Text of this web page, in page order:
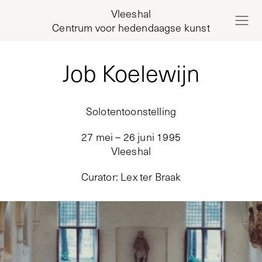
Vleeshal
Centrum voor hedendaagse kunst
Job Koelewijn
Solotentoonstelling
27 mei – 26 juni 1995
Vleeshal
Curator: Lex ter Braak